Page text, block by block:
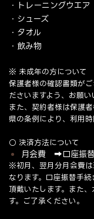
・トレーニングウエア
・シューズ
・タオル
・飲み物
※ 未成年の方について
保護者様の確認書類が
ださいますよう、お願い
また、契約者様は保護者
県の条例により、利用
○ 決済方法について
月会費 ➡ 口座振
※初月、翌月分月会費は
なります。口座振替手
頂戴いたします。また
す。ご了承ください。